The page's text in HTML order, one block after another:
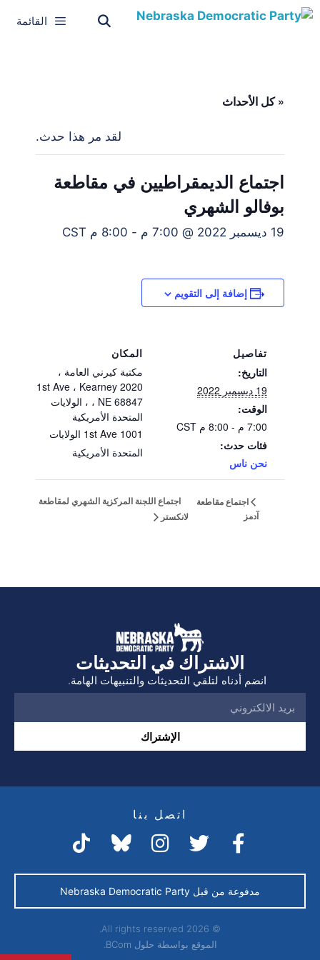
القائمة
« كل الأحداث
لقد مر هذا حدث.
اجتماع الديمقراطيين في مقاطعة
بوفالو الشهري
19 ديسمبر 2022 @ 7:00 م - 8:00 م CST
إضافة إلى التقويم
تفاصيل
التاريخ:
19 ديسمبر 2022
الوقت:
7:00 م - 8:00 م
CST
فئات حدث:
نحن ناس
المكان
مكتبة كيرني العامة ،
2020 1st Ave ، Kearney
، NE 68847 ، الولايات
المتحدة الأمريكية
1001 1st Ave
الولايات
المتحدة الأمريكية
اجتماع مقاطعة
آدمز
اجتماع اللجنة المركزية الشهري لمقاطعة
لانكستر
الاشتراك في التحديثات
انضم أدناه لتلقي التحديثات والتنبيهات الهامة.
الإشتراك
اتصل بنا
مدفوعة من قبل Nebraska Democratic Party
© 2026 All rights reserved.
الموقع بواسطة حلول BCom.